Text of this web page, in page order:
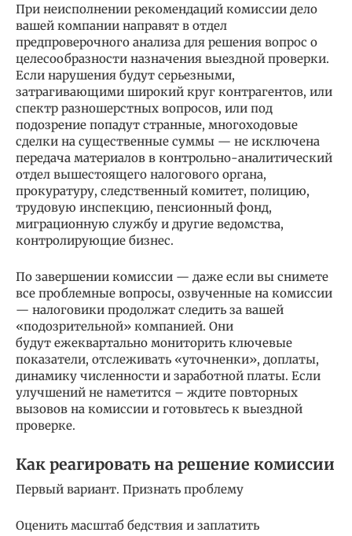
При неисполнении рекомендаций комиссии дело
вашей компании направят в отдел
предпроверочного анализа для решения вопрос о
целесообразности назначения выездной проверки.
Если нарушения будут серьезными,
затрагивающими широкий круг контрагентов, или
спектр разношерстных вопросов, или под
подозрение попадут странные, многоходовые
сделки на существенные суммы — не исключена
передача материалов в контрольно-аналитический
отдел вышестоящего налогового органа,
прокуратуру, следственный комитет, полицию,
трудовую инспекцию, пенсионный фонд,
миграционную службу и другие ведомства,
контролирующие бизнес.
По завершении комиссии — даже если вы снимете
все проблемные вопросы, озвученные на комиссии
— налоговики продолжат следить за вашей
«подозрительной» компанией. Они
будут ежеквартально мониторить ключевые
показатели, отслеживать «уточненки», доплаты,
динамику численности и заработной платы. Если
улучшений не наметится – ждите повторных
вызовов на комиссии и готовьтесь к выездной
проверке.
Как реагировать на решение комиссии
Первый вариант. Признать проблему
Оценить масштаб бедствия и заплатить